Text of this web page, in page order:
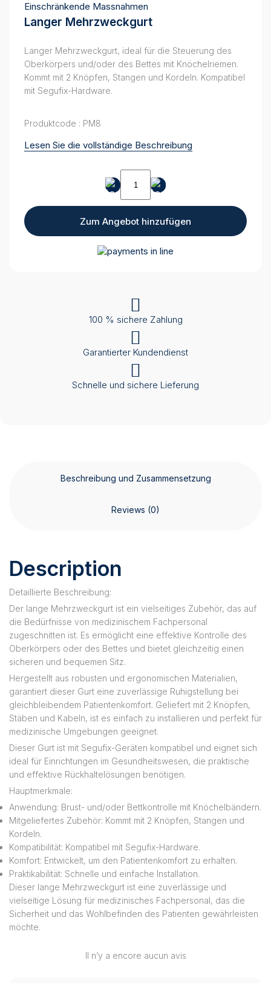
Einschränkende Massnahmen
Langer Mehrzweckgurt
Langer Mehrzweckgurt, ideal für die Steuerung des
Oberkörpers und/oder des Bettes mit Knöchelriemen.
Kommt mit 2 Knöpfen, Stangen und Kordeln. Kompatibel
mit Segufix-Hardware.
Produktcode : PM8
Lesen Sie die vollständige Beschreibung
Langer
Mehrzweckgurt
Zum Angebot hinzufügen
100 % sichere Zahlung
Garantierter Kundendienst
Schnelle und sichere Lieferung
Beschreibung und Zusammensetzung
Reviews (0)
Description
Detaillierte Beschreibung:
Der lange Mehrzweckgurt ist ein vielseitiges Zubehör, das auf
die Bedürfnisse von medizinischem Fachpersonal
zugeschnitten ist. Es ermöglicht eine effektive Kontrolle des
Oberkörpers oder des Bettes und bietet gleichzeitig einen
sicheren und bequemen Sitz.
Hergestellt aus robusten und ergonomischen Materialien,
garantiert dieser Gurt eine zuverlässige Ruhigstellung bei
gleichbleibendem Patientenkomfort. Geliefert mit 2 Knöpfen,
Stäben und Kabeln, ist es einfach zu installieren und perfekt für
medizinische Umgebungen geeignet.
Dieser Gurt ist mit Segufix-Geräten kompatibel und eignet sich
ideal für Einrichtungen im Gesundheitswesen, die praktische
und effektive Rückhaltelösungen benötigen.
Hauptmerkmale:
Anwendung: Brust- und/oder Bettkontrolle mit Knöchelbändern.
Mitgeliefertes Zubehör: Kommt mit 2 Knöpfen, Stangen und
Kordeln.
Kompatibilität: Kompatibel mit Segufix-Hardware.
Komfort: Entwickelt, um den Patientenkomfort zu erhalten.
Praktikabilität: Schnelle und einfache Installation.
Dieser lange Mehrzweckgurt ist eine zuverlässige und
vielseitige Lösung für medizinisches Fachpersonal, das die
Sicherheit und das Wohlbefinden des Patienten gewährleisten
möchte.
Il n’y a encore aucun avis